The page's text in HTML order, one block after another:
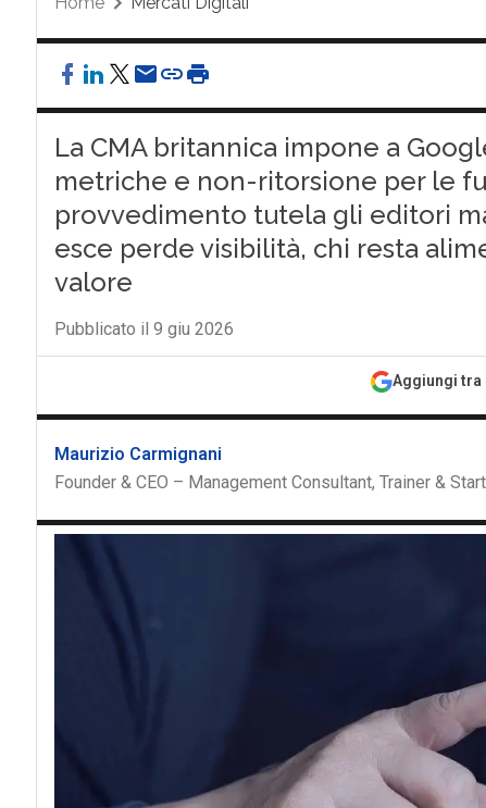
La CMA britannica impone a
metriche e non-ritorsione per le
provvedimento tutela gli editori
esce perde visibilità, chi resta
valore
Pubblicato il 9 giu 2026
Aggiungi tra
Maurizio Carmignani
Founder & CEO – Management Consultant, Trainer &